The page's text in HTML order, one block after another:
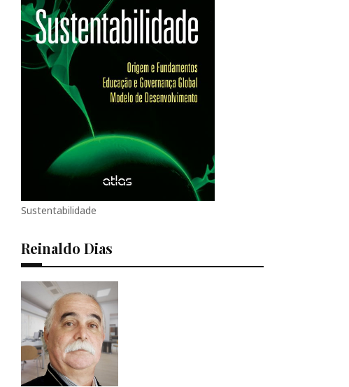
Sustentabilidade
Reinaldo Dias